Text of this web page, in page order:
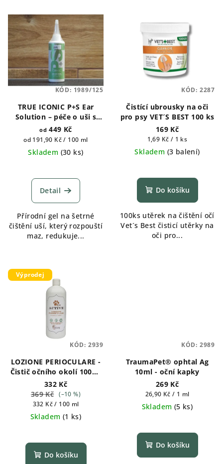
TRUE ICONIC P+S Ear
Solution – péče o uši s
ochranným účinkem
125ml
od 449 Kč
Měrná
cena:
od 191,90 Kč / 100 ml
Skladem (30 ks)
Detail
Přírodní gel na šetrné
čištění uší, který rozpouští
maz, redukuje...
KÓD: 1989/125
Čistící ubrousky na oči
pro psy VET´S BEST 100 ks
169 Kč
Měrná
cena:
1,69 Kč / 1 ks
Skladem (3 balení)
Do košíku
100ks utěrek na čištění očí
Vet´s Best čisticí utěrky na
oči pro...
KÓD: 2287
Výprodej
LOZIONE PERIOCULARE -
Čistič očního okolí 100ml
EXP.:4/28
332 Kč
369 Kč (–10 %)
Měrná
cena:
332 Kč / 100 ml
Skladem (1 ks)
Do košíku
KÓD: 2939
TraumaPet® ophtal Ag
10ml - oční kapky
269 Kč
Měrná
cena:
26,90 Kč / 1 ml
Skladem (5 ks)
Do košíku
KÓD: 2989